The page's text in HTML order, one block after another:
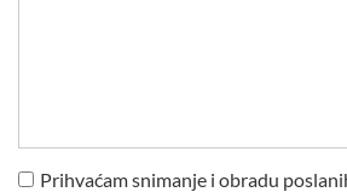
Prihvaćam snimanje i obradu